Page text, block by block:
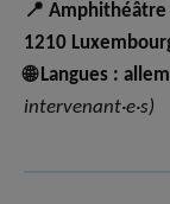
📍 Amphithéâtre
1210
🌐 Langues :
intervenant·e·s)